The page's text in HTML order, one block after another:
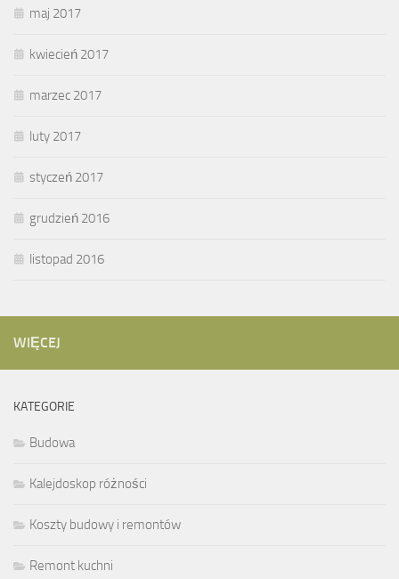
maj 2017
kwiecień 2017
marzec 2017
luty 2017
styczeń 2017
grudzień 2016
listopad 2016
WIĘCEJ
KATEGORIE
Budowa
Kalejdoskop różności
Koszty budowy i remontów
Remont kuchni